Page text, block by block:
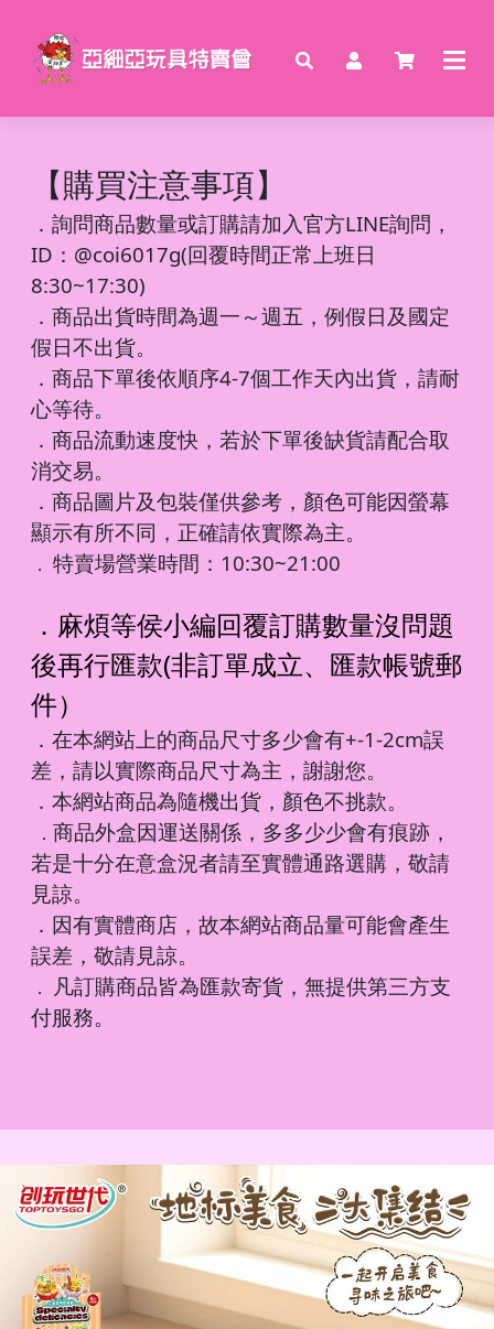
【購買注意事項】
． 詢問商品數量或訂購請加入官方LINE詢問，
ID：@coi6017g(回覆時間正常上班日
8:30~17:30)
．商品出貨時間為週一～週五，例假日及國定
假日不出貨。
．商品下單後依順序4-7個工作天內出貨，請耐
心等待。
．商品流動速度快，若於下單後缺貨請配合取
消交易。
．商品圖片及包裝僅供參考，顏色可能因螢幕
顯示有所不同，正確請依實際為主。
． 特賣場營業時間：10:30~21:00
．麻煩等侯小編回覆訂購數量沒問題
後再行匯款(非訂單成立、匯款帳號郵
件）
．在本網站上的商品尺寸多少會有+-1-2cm誤
差，請以實際商品尺寸為主，謝謝您。
．本網站商品為隨機出貨，顏色不挑款。
． 商品外盒因運送關係，多多少少會有痕跡，
若是十分在意盒況者請至實體通路選購，敬請
見諒。
．因有實體商店，故本網站商品量可能會產生
誤差，敬請見諒。
． 凡訂購商品皆為匯款寄貨，無提供第三方支
付服務。